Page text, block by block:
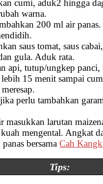
cumi, aduk2 hingga
warna.
200 ml air
saus tomat, saus
gula. Aduk rata.
api, tutup/ungkep panci,
15 menit sampai
perlu tambahkan
masukkan larutan
mengental. Angkat
panas bersamaCah
Tips: